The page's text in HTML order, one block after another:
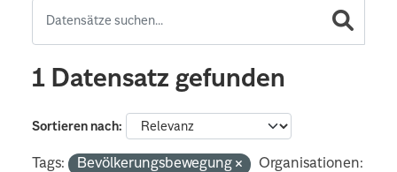
1 Datensatz gefunden
Sortieren nach
Tags: Bevölkerungsbewegung
Organisationen: